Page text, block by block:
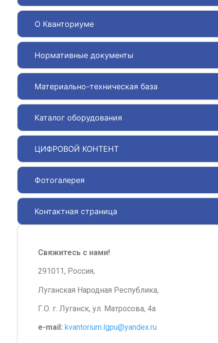
О Кванториуме
Нормативные документы
Материально-техническая база
Каталог оборудования
ЦИФРОВОЙ КОНТЕНТ
Фотогалерея
Контактная страница
Свяжитесь с нами!
291011, Россия,
Луганская Народная Республика,
Г.О. г. Луганск, ул. Матросова, 4а
e-mail: kvantorium.lgpu@yandex.ru